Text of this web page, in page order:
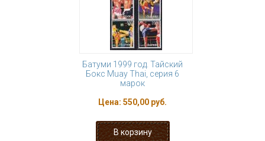
Батуми 1999 год. Тайский
Бокс Muay Thai, серия 6
марок
Цена: 550,00 руб.